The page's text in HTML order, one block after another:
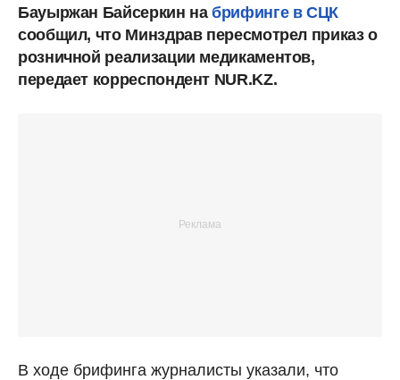
Бауыржан Байсеркин набрифинге в СЦК
сообщил, что Минздрав пересмотрел приказ о
розничной реализации медикаментов,
передает корреспондент NUR.KZ.
В ходе брифинга журналисты указали, что